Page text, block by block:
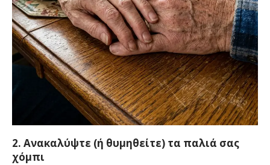
2. Ανακαλύψτε (ή θυμηθείτε) τα παλιά σας
χόμπι